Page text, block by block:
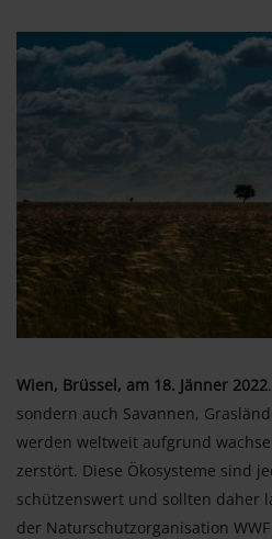
Wien, Brüssel, am 18. Jänner 2022
sondern auch Savannen,
werden weltweit aufgrund
zerstört. Diese Ökosysteme sind
schützenswert und sollten daher
der Naturschutzorganisation